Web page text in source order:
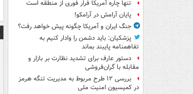
تنها چاره آمریکا فرار فوری از منطقه است
پایان آرامش در آرامکو!
جنگ ایران و آمریکا چگونه پیش خواهد رفت؟
پزشکیان: باید دشمن را وادار کنیم به
تفاهم‎نامه پایبند بماند
دستور عارف برای تشدید نظارت بر بازار و
مقابله با گران‌فروشی
بررسی ۱۲ طرح مربوط به مدیریت تنگه هرمز
در کمیسیون امنیت ملی